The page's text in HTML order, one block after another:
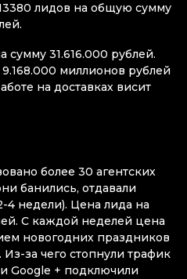
лидов на общую сумму
сумму 31.616.000 рублей.
миллионов рублей
на доставках висит
более 30 агентских
банились, отдавали
4 недели). Цена лида на
С каждой неделей цена
новогодних праздников
за чего стопнули трафик
Google + подключили